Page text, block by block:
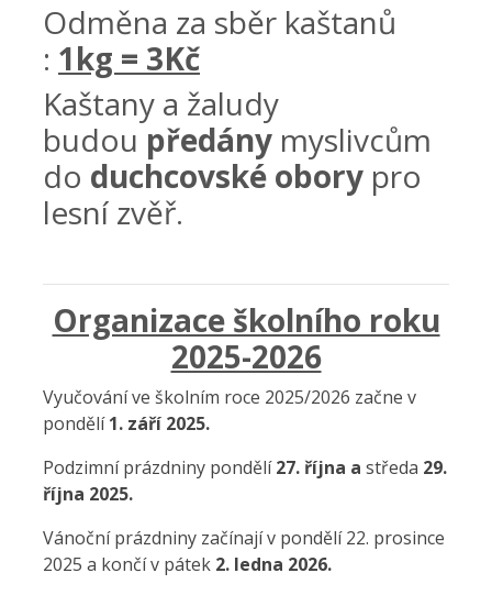
Odměna za sběr kaštanů
: 1kg = 3Kč
Kaštany a žaludy
budou předány myslivcům
do duchcovské obory pro
lesní zvěř.
Organizace školního roku
2025-2026
Vyučování ve školním roce 2025/2026 začne v
pondělí1. září 2025.
Podzimní prázdniny pondělí27. října a středa 29.
října 2025.
Vánoční prázdniny začínají v pondělí 22. prosince
2025 a končí v pátek 2. ledna 2026.